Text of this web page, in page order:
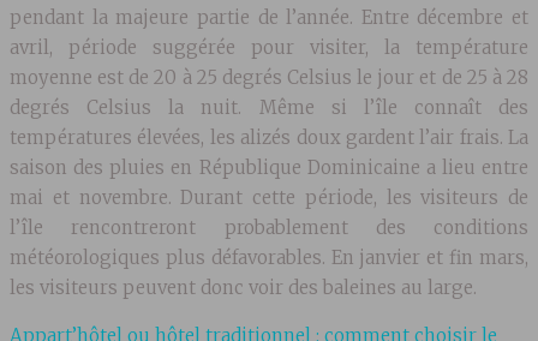
pendant la majeure partie de l’année. Entre décembre et
avril, période suggérée pour visiter, la température
moyenne est de 20 à 25 degrés Celsius le jour et de 25 à 28
degrés Celsius la nuit. Même si l’île connaît des
températures élevées, les alizés doux gardent l’air frais. La
saison des pluies en République Dominicaine a lieu entre
mai et novembre. Durant cette période, les visiteurs de
l’île rencontreront probablement des conditions
météorologiques plus défavorables. En janvier et fin mars,
les visiteurs peuvent donc voir des baleines au large.
Appart’hôtel ou hôtel traditionnel : comment choisir le